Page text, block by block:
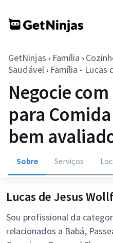
GetNinjas › Família ›
Saudável › Família - Lucas
Negocie
para
bem
Sobre Serviços
Lucas de Jesus
Sou profissional da
relacionados a Babá,